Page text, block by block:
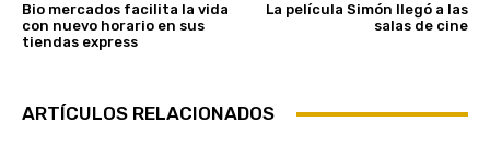
Bio mercados facilita la vida
con nuevo horario en sus
tiendas express
La película Simón llegó a las
salas de cine
ARTÍCULOS RELACIONADOS